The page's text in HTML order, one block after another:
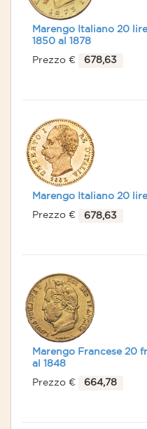
Marengo Italiano 20
1850 al 1878
Prezzo €
678,63
Marengo Italiano 20
Prezzo €
678,63
Marengo Francese 20
al 1848
Prezzo €
664,78